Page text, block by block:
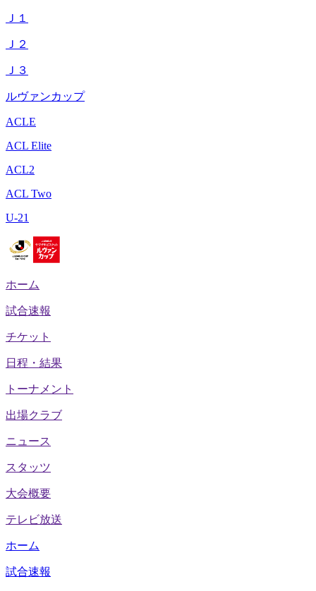
Ｊ１
Ｊ２
Ｊ３
ルヴァンカップ
ACLE
ACL Elite
ACL2
ACL Two
U-21
ホーム
試合速報
チケット
日程・結果
トーナメント
出場クラブ
ニュース
スタッツ
大会概要
テレビ放送
ホーム
試合速報